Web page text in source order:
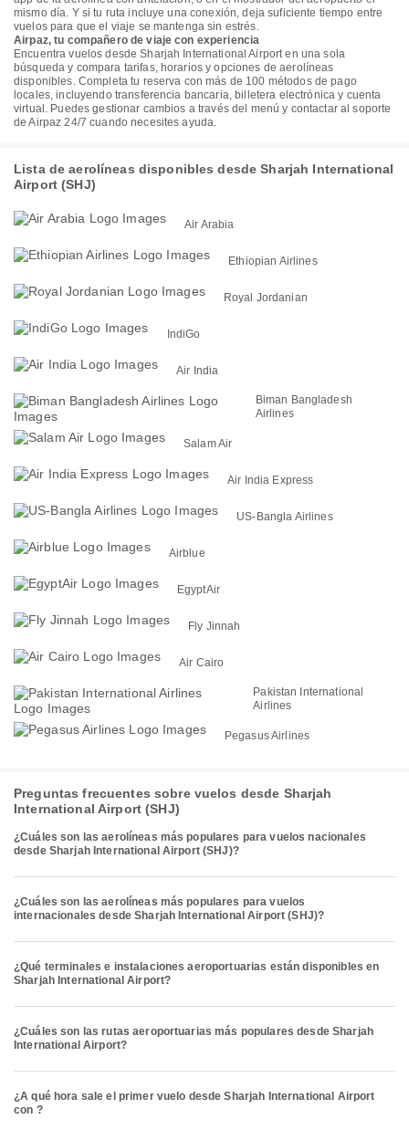
mismo día. Y si tu ruta incluye una conexión, deja suficiente tiempo entre
vuelos para que el viaje se mantenga sin estrés.
Airpaz, tu compañero de viaje con experiencia
Encuentra vuelos desde Sharjah International Airport en una sola
búsqueda y compara tarifas, horarios y opciones de aerolíneas
disponibles. Completa tu reserva con más de 100 métodos de pago
locales, incluyendo transferencia bancaria, billetera electrónica y cuenta
virtual. Puedes gestionar cambios a través del menú y contactar al soporte
de Airpaz 24/7 cuando necesites ayuda.
Lista de aerolíneas disponibles desde Sharjah International
Airport (SHJ)
Air Arabia
Ethiopian Airlines
Royal Jordanian
IndiGo
Air India
Biman Bangladesh
Airlines
Salam Air
Air India Express
US-Bangla Airlines
Airblue
EgyptAir
Fly Jinnah
Air Cairo
Pakistan International
Airlines
Pegasus Airlines
Preguntas frecuentes sobre vuelos desde Sharjah
International Airport (SHJ)
¿Cuáles son las aerolíneas más populares para vuelos nacionales
desde Sharjah International Airport (SHJ)?
¿Cuáles son las aerolíneas más populares para vuelos
internacionales desde Sharjah International Airport (SHJ)?
¿Qué terminales e instalaciones aeroportuarias están disponibles en
Sharjah International Airport?
¿Cuáles son las rutas aeroportuarias más populares desde Sharjah
International Airport?
¿A qué hora sale el primer vuelo desde Sharjah International Airport
con ?